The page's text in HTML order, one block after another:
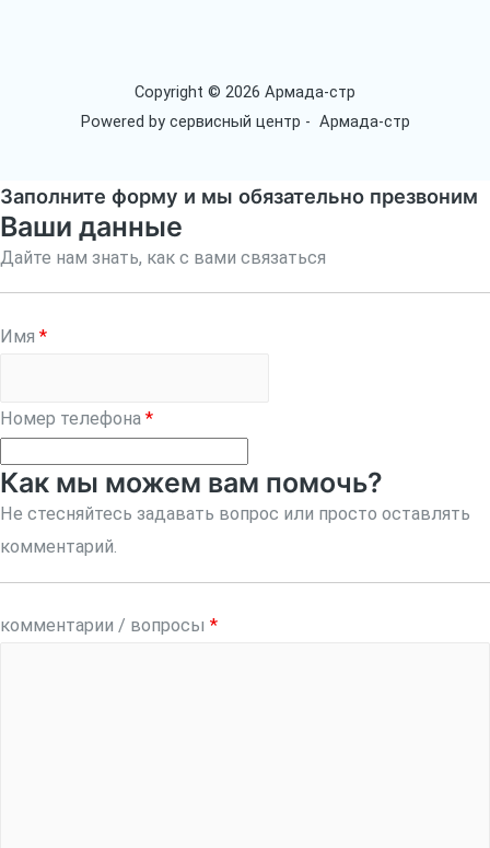
Copyright © 2026 Армада-стр
Powered by сервисный центр - Армада-стр
Заполните форму и мы обязательно презвоним
Ваши данные
Дайте нам знать, как с вами связаться
Имя *
Номер телефона *
Как мы можем вам помочь?
Не стесняйтесь задавать вопрос или просто оставлять
комментарий.
комментарии / вопросы *